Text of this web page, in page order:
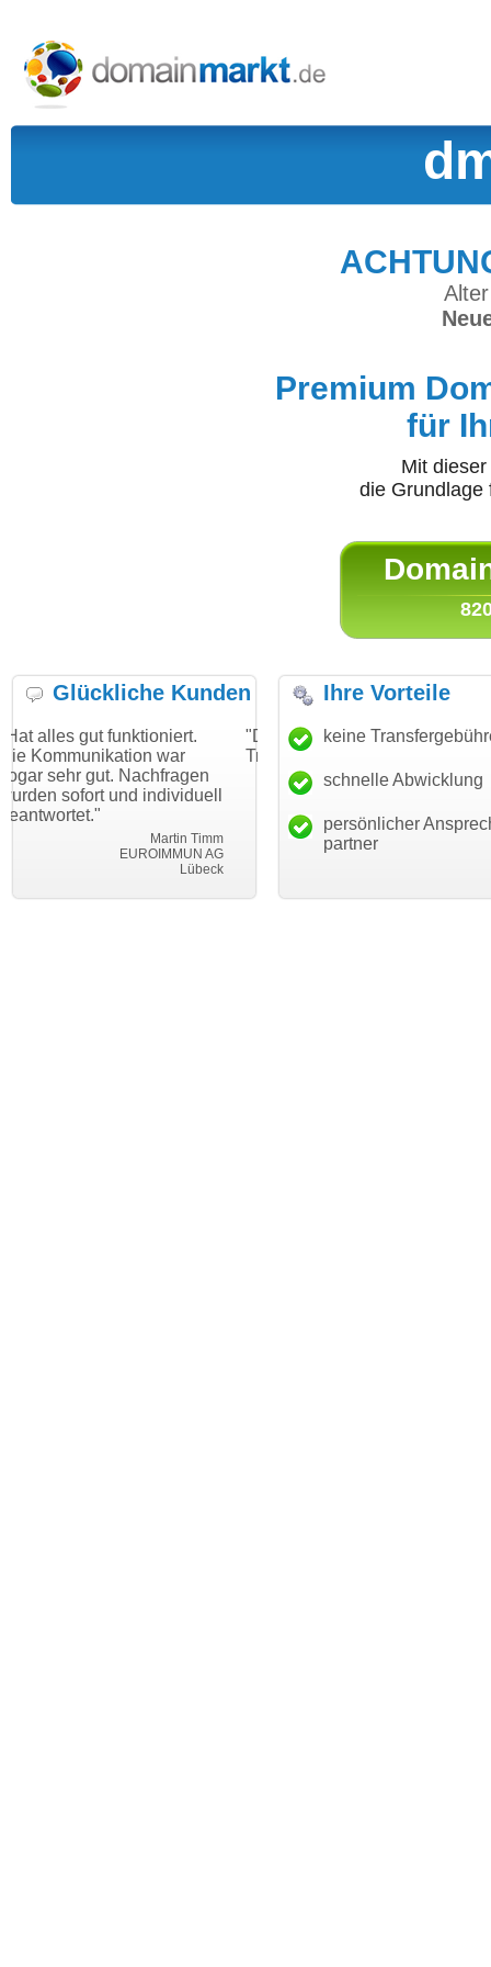
Premium
für
Mit
die
Glückliche Kunden
war
individuell
"Danke für den schnellen
Transfer und guten Service!"
Thomas Schäfer
i can eckert communication GmbH
"Ich bin
haben. Die
mein
Ihre Vorteile
keine
schnelle Abwicklung
persönlicher
partner